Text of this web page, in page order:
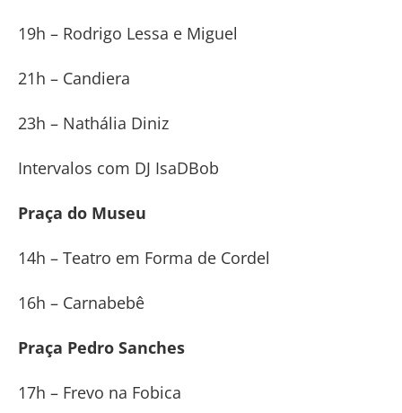
19h – Rodrigo Lessa e Miguel
21h – Candiera
23h – Nathália Diniz
Intervalos com DJ IsaDBob
Praça do Museu
14h – Teatro em Forma de Cordel
16h – Carnabebê
Praça Pedro Sanches
17h – Frevo na Fobica